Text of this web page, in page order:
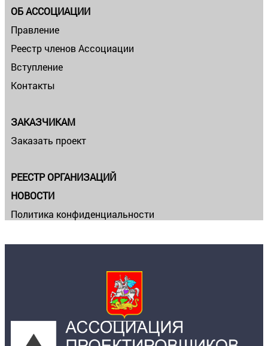
ОБ АССОЦИАЦИИ
Правление
Реестр членов Ассоциации
Вступление
Контакты
ЗАКАЗЧИКАМ
Заказать проект
РЕЕСТР ОРГАНИЗАЦИЙ
НОВОСТИ
Политика конфиденциальности